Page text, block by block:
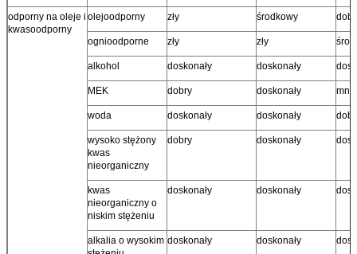
odporny na oleje i
kwasoodporny
olejoodporny zły środkowy
ognioodporne zły zły
alkohol doskonały doskonały
MEK dobry doskonały
woda doskonały doskonały
wysoko stężony
kwas
nieorganiczny
dobry doskonały
kwas
nieorganiczny o
niskim stężeniu
doskonały doskonały
alkalia o wysokim doskonały doskonały